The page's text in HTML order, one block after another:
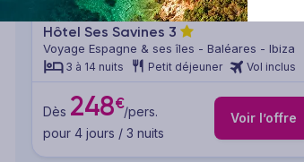
Hôtel Ses Savines 3
Voyage Espagne & ses îles - Baléares - Ibiza
3 à 14 nuits Petit déjeuner Vol inclus
Dès 248€/pers.
pour 4 jours / 3 nuits
Voir l’offre